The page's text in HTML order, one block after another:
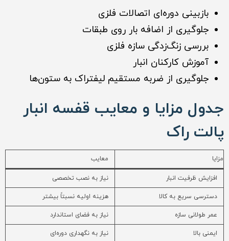
بازبینی دوره‌ای اتصالات فلزی
جلوگیری از اضافه بار روی طبقات
بررسی زنگ‌زدگی سازه فلزی
آموزش کارکنان انبار
جلوگیری از ضربه مستقیم لیفتراک به ستون‌ها
جدول مزایا و معایب قفسه انبار
پالت راک
مزایا معایب
افزایش ظرفیت انبار نیاز به نصب تخصصی
دسترسی سریع به کالا هزینه اولیه نسبتاً بیشتر
عمر طولانی سازه نیاز به فضای استاندارد
ایمنی بالا نیاز به نگهداری دوره‌ای